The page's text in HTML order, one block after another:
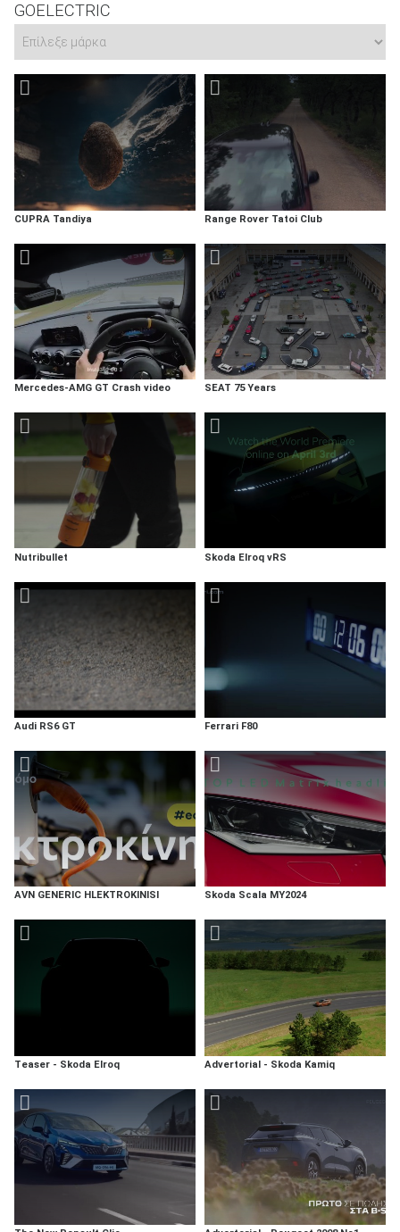
GOELECTRIC
CUPRA Tandiya Range Rover Tatoi Club
Mercedes-AMG GT Crash video SEAT 75 Years
Nutribullet Skoda Elroq vRS
Audi RS6 GT Ferrari F80
AVN GENERIC HLEKTROKINISI Skoda Scala MY2024
Teaser - Skoda Elroq Advertorial - Skoda Kamiq